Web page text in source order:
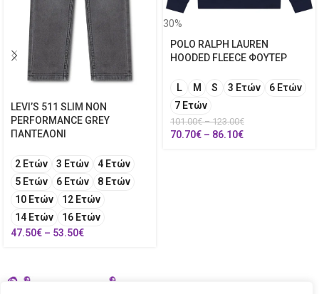
LEVI’S 511 SLIM NON
PERFORMANCE GREY
ΠΑΝΤΕΛΟΝΙ
2 Ετών 3 Ετών
4 Ετών
5 Ετών
6 Ετών
8 Ετών
10 Ετών
12 Ετών
14 Ετών
16 Ετών
47.50€ – 53.50€
30%
POLO RALPH LAUREN
HOODED FLEECE ΦΟΥΤΕΡ
L M S 3 Ετών
6 Ετών
7 Ετών
101.00€ – 123.00€
70.70€ – 86.10€